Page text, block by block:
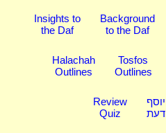
Insights to
the Daf
Background
to the Daf
Halachah
Outlines
Tosfos
Outlines
Review
Quiz
יוסף
דעת